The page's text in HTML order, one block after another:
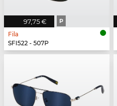
97,75 € P
Fila
SFI522 - 507P